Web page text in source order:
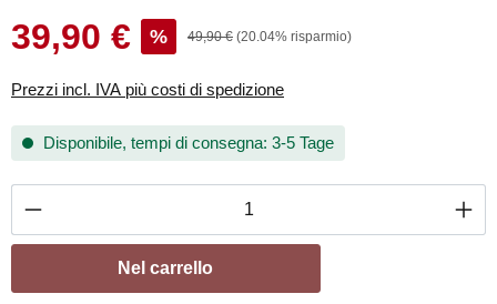
39,90 € % 49,90 € (20.04% risparmio)
Prezzi incl. IVA più costi di spedizione
Disponibile, tempi di consegna: 3-5 Tage
Quantità del prodotto: inserisci la quantità
Nel carrello